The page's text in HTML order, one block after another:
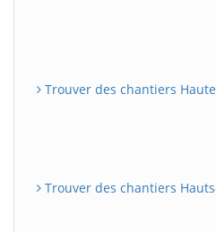
Trouver des chantiers
Trouver des chantiers